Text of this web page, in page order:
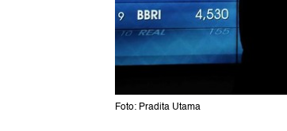
Foto: Pradita Utama